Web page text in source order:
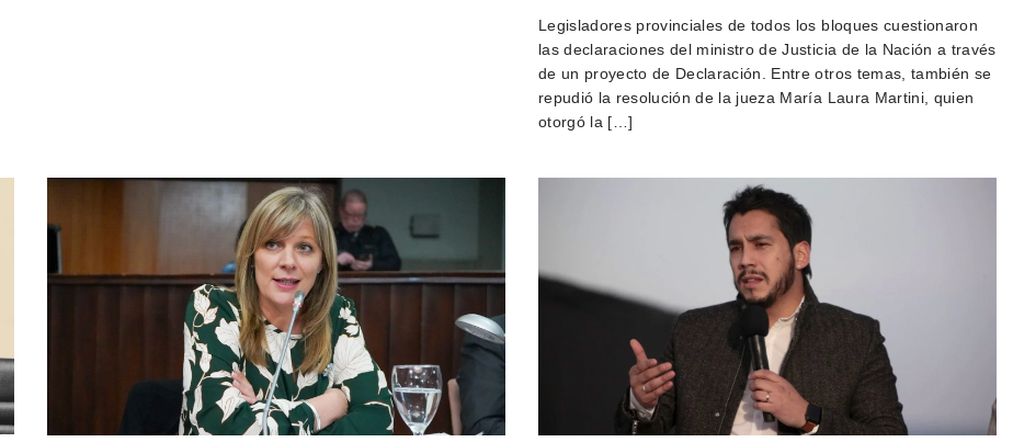
Legisladores provinciales de todos los bloques cuestionaron
las declaraciones del ministro de Justicia de la Nación a través
de un proyecto de Declaración. Entre otros temas, también se
repudió la resolución de la jueza María Laura Martini, quien
otorgó la […]